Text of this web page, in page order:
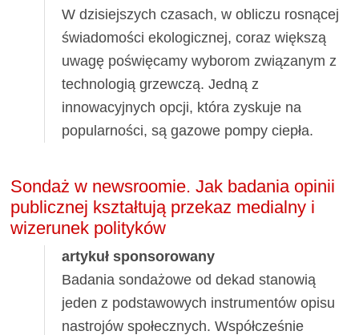
W dzisiejszych czasach, w obliczu rosnącej
świadomości ekologicznej, coraz większą
uwagę poświęcamy wyborom związanym z
technologią grzewczą. Jedną z
innowacyjnych opcji, która zyskuje na
popularności, są gazowe pompy ciepła.
Sondaż w newsroomie. Jak badania opinii
publicznej kształtują przekaz medialny i
wizerunek polityków
artykuł sponsorowany
Badania sondażowe od dekad stanowią
jeden z podstawowych instrumentów opisu
nastrojów społecznych. Współcześnie